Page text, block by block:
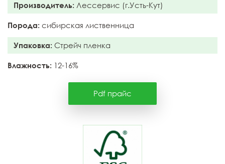
Производитель: Лессервис (г.Усть-Кут)
Порода: сибирская лиственница
Упаковка: Стрейч пленка
Влажность: 12-16%
Pdf прайс